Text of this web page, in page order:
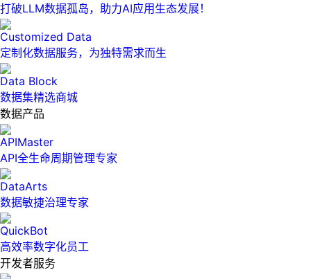
打破LLM数据孤岛，助力AI应用生态发展！
Customized Data
定制化数据服务，为独特需求而生
Data Block
数据集精选商城
数据产品
APIMaster
API全生命周期管理专家
DataArts
数据敏捷治理专家
QuickBot
高效率数字化员工
开发者服务